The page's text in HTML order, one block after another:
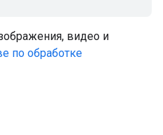
видео и
по обработке